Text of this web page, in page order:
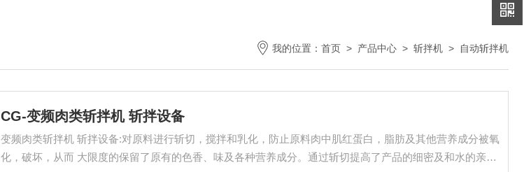
我的位置： 首页 > 产品中心 > 斩拌机 > 自动斩拌机
CG-变频肉类斩拌机 斩拌设备
变频肉类斩拌机 斩拌设备:对原料进行斩切，搅拌和乳化，防止原料肉中肌红蛋白，脂肪及其他营养成分被氧
化，破坏，从而 大限度的保留了原有的色香、味及各种营养成分。通过斩切提高了产品的细密及和水的亲和